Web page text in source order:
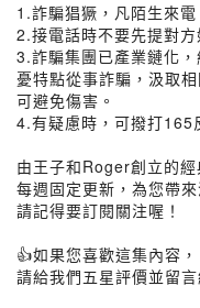
1.詐騙猖獗，凡陌生來電
2.接電話時不要先提對方
3.詐騙集團已產業鏈化
憂特點從事詐騙，汲取
可避免傷害。
4.有疑慮時，可撥打165
由王子和Roger創立的經
每週固定更新，為您帶
請記得要訂閱關注喔！
👍如果您喜歡這集內容，
請給我們五星評價並留言